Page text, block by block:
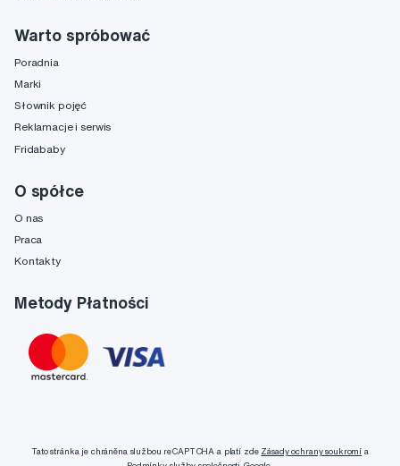
Warto spróbować
Poradnia
Marki
Słownik pojęć
Reklamacje i serwis
Fridababy
O spółce
O nas
Praca
Kontakty
Metody Płatności
Tato stránka je chráněna službou reCAPTCHA a platí zde Zásady ochrany soukromí a